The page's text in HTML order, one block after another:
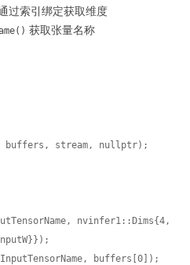
过索引绑定获取维度
获取张量名称
buffers, stream, nullptr);
nvinfer1::Dims{4,
buffers[0]);